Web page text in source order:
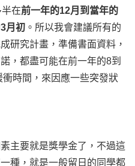
在前一年的12月到當年的
3月初 。所以我會建議所有的
研究計畫，準備書面資料，
，都盡可能在前一年的8到
時間，來因應一些突發狀
主要就是獎學金了，不過這
種，就是一般留日的同學都